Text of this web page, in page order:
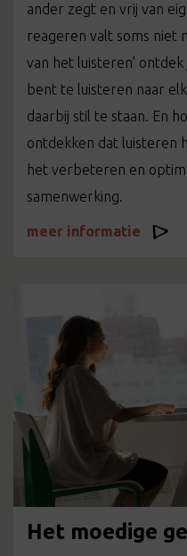
ander zegt en vrij van
reageren valt soms niet
van het luisteren’
bent te luisteren naar
daarbij stil te staan. En
ontdekken dat luisteren
het verbeteren en
samenwerking.
meer informatie
Het moedige